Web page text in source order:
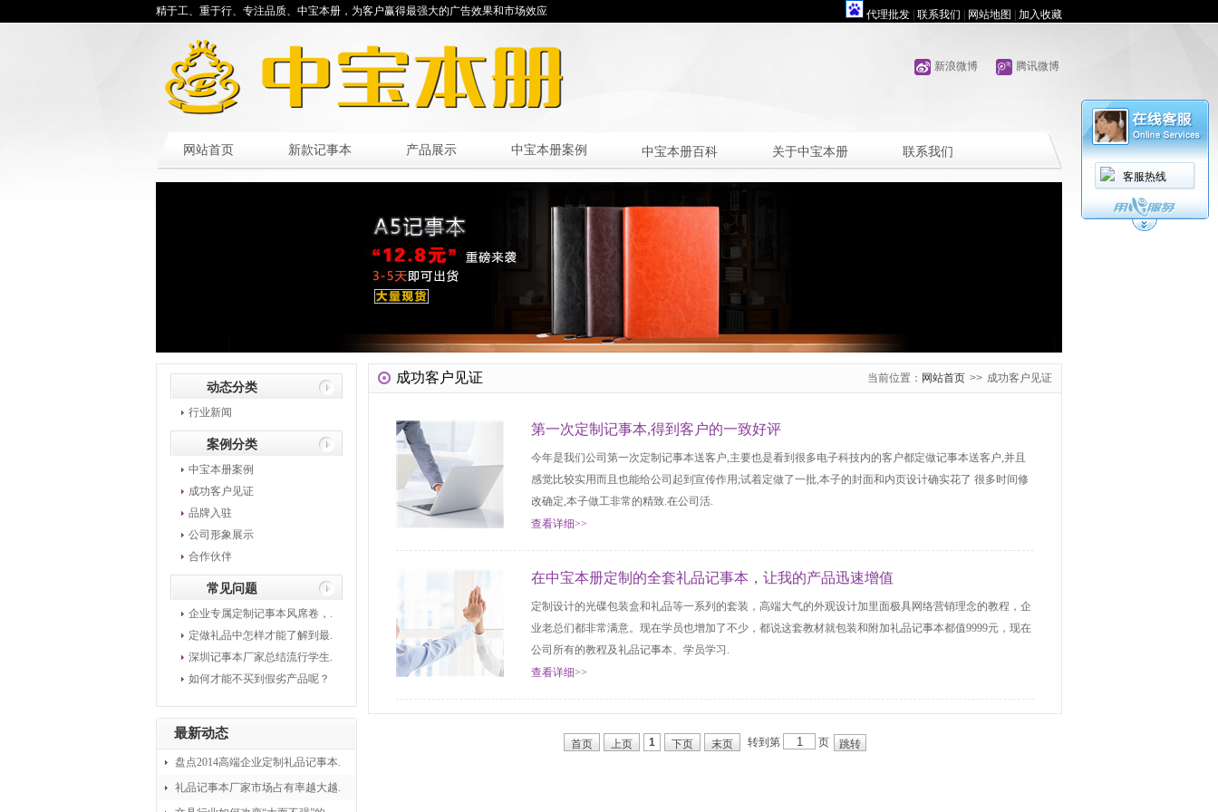
客服热线
代理批发 联系我们 网站地图 加入收藏
精于工、重于行、专注品质、中宝本册，为客户赢得最强大的广告效果和市场效应
腾讯微博
新浪微博
网站首页 新款记事本 产品展示 中宝本册案例 中宝本册百科 关于中宝本册 联系我们
动态分类
行业新闻
案例分类
中宝本册案例
成功客户见证
品牌入驻
公司形象展示
合作伙伴
常见问题
企业专属定制记事本风席卷，.
定做礼品中怎样才能了解到最.
深圳记事本厂家总结流行学生.
如何才能不买到假劣产品呢？
最新动态
盘点2014高端企业定制礼品记事本.
礼品记事本厂家市场占有率越大越.
当前位置： 网站首页 >> 成功客户见证
成功客户见证
第一次定制记事本,得到客户的一致好评
今年是我们公司第一次定制记事本送客户,主要也是看到很多电子科技内的客户都定做记事本送客户,并且
感觉比较实用而且也能给公司起到宣传作用;试着定做了一批,本子的封面和内页设计确实花了 很多时间修
改确定,本子做工非常的精致.在公司活.
查看详细>>
在中宝本册定制的全套礼品记事本，让我的产品迅速增值
定制设计的光碟包装盒和礼品等一系列的套装，高端大气的外观设计加里面极具网络营销理念的教程，企
业老总们都非常满意。现在学员也增加了不少，都说这套教材就包装和附加礼品记事本都值9999元，现在
公司所有的教程及礼品记事本、学员学习.
查看详细>>
首页 上页 1 下页 末页 转到第 页